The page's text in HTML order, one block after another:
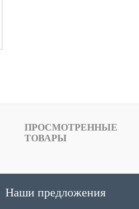
ПРОСМОТРЕННЫЕ
ТОВАРЫ
Наши предложения